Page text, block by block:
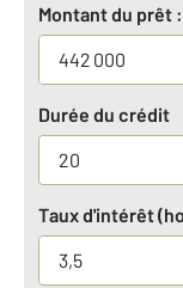
Montant du prêt :
Durée du crédit
Taux d'intérêt